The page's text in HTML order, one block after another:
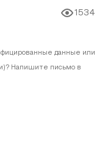
1534
данные или
Напишите письмо в